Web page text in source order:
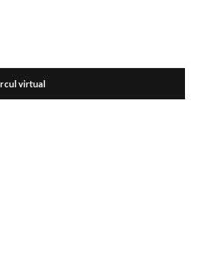
virtual